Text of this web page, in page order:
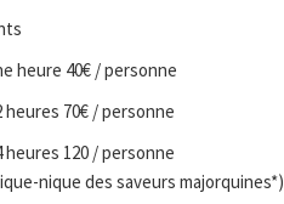
heure 40€ / personne
heures 70€ / personne
heures 120 / personne
nique des saveurs majorquines*)